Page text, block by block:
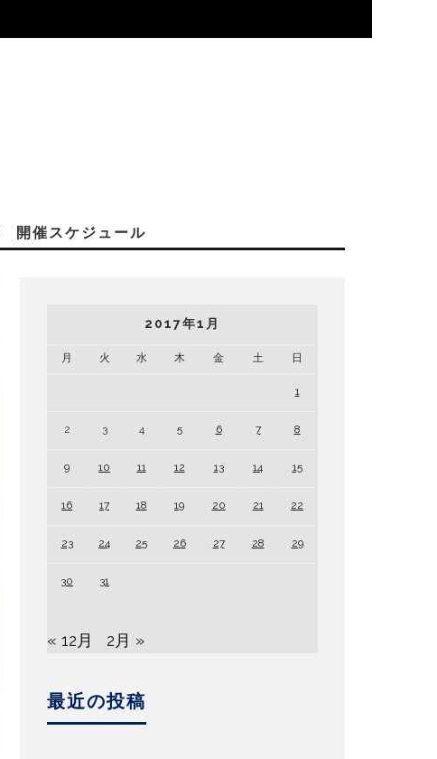
開催スケジュール
2017年1月
月 火 水 木 金 土 日
1
2 3 4 5 6 7 8
9 10 11 12 13 14 15
16 17 18 19 20 21 22
23 24 25 26 27 28 29
30 31
« 12月 2月 »
最近の投稿